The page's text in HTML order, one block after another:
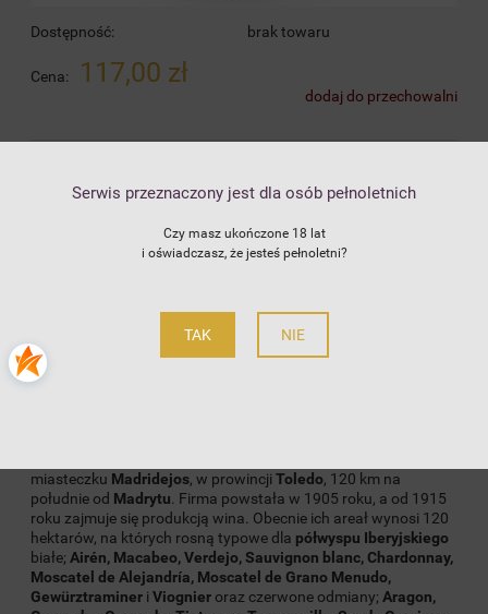
Serwis przeznaczony jest dla osób pełnoletnich
Czy masz ukończone 18 lat
i oświadczasz, że jesteś pełnoletni?
TAK NIE
Dostępność: brak towaru
Cena: 117,00 zł
dodaj do przechowalni
Producent: Bogarve 1915
poleć znajomemu
Szczegóły
miasteczku Madridejos, w prowincji Toledo, 120 km na
południe od Madrytu. Firma powstała w 1905 roku, a od 1915
roku zajmuje się produkcją wina. Obecnie ich areał wynosi 120
hektarów, na których rosną typowe dla półwyspu Iberyjskiego
białe; Airén, Macabeo, Verdejo, Sauvignon blanc, Chardonnay,
Moscatel de Alejandría, Moscatel de Grano Menudo,
Gewürztraminer i Viognier oraz czerwone odmiany; Aragon,